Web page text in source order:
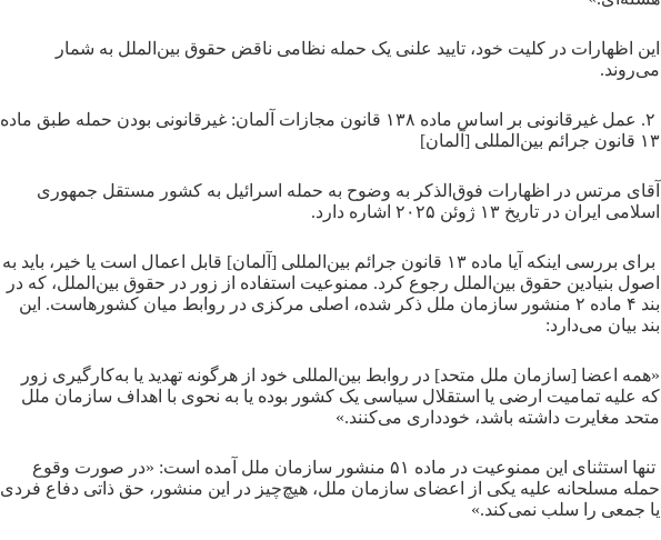
این اظهارات در کلیت خود، تایید علنی یک حمله نظامی ناقض حقوق بین‌الملل به شمار
می‌روند.
۲. عمل غیرقانونی بر اساس ماده ۱۳۸ قانون مجازات آلمان: غیرقانونی بودن حمله طبق ماده
۱۳ قانون جرائم بین‌المللی [آلمان]
آقای مرتس در اظهارات فوق‌الذکر به‌ وضوح به حمله اسرائیل به کشور مستقل جمهوری
اسلامی ایران در تاریخ ۱۳ ژوئن ۲۰۲۵ اشاره دارد.
برای بررسی اینکه آیا ماده ۱۳ قانون جرائم بین‌المللی [آلمان] قابل اعمال است یا خیر، باید به
اصول بنیادین حقوق بین‌الملل رجوع کرد. ممنوعیت استفاده از زور در حقوق بین‌الملل، که در
بند ۴ ماده ۲ منشور سازمان ملل ذکر شده، اصلی مرکزی در روابط میان کشورهاست. این
بند بیان می‌دارد:
«همه اعضا [سازمان ملل متحد] در روابط بین‌المللی خود از هرگونه تهدید یا به‌کارگیری زور
که علیه تمامیت ارضی یا استقلال سیاسی یک کشور بوده یا به نحوی با اهداف سازمان ملل
متحد مغایرت داشته باشد، خودداری می‌کنند.»
تنها استثنای این ممنوعیت در ماده ۵۱ منشور سازمان ملل آمده است: «در صورت وقوع
حمله مسلحانه علیه یکی از اعضای سازمان ملل، هیچ‌چیز در این منشور، حق ذاتی دفاع فردی
یا جمعی را سلب نمی‌کند.»